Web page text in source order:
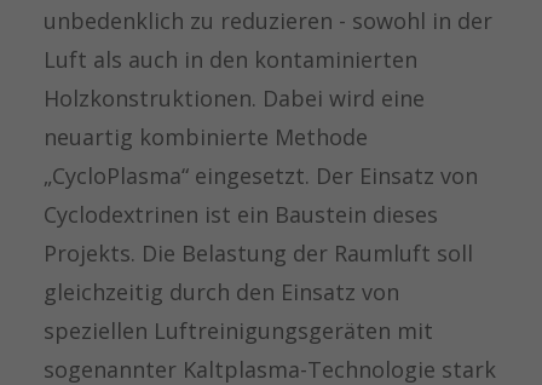
unbedenklich zu reduzieren - sowohl in der
Luft als auch in den kontaminierten
Holzkonstruktionen. Dabei wird eine
neuartig kombinierte Methode
„CycloPlasma“ eingesetzt. Der Einsatz von
Cyclodextrinen ist ein Baustein dieses
Projekts. Die Belastung der Raumluft soll
gleichzeitig durch den Einsatz von
speziellen Luftreinigungsgeräten mit
sogenannter Kaltplasma-Technologie stark